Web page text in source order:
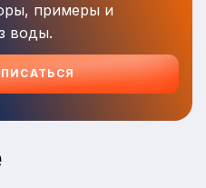
примеры и
воды.